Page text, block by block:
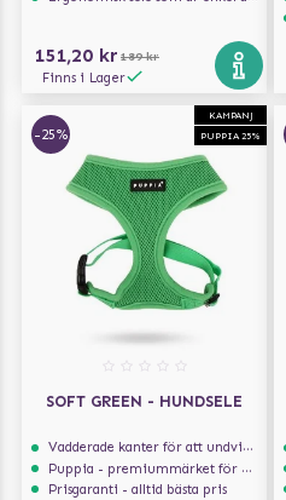
151,20 kr 189 kr
Finns i Lager
KAMPANJ
PUPPIA 25%
-25%
SOFT GREEN - HUNDSELE
Vadderade kanter för att undvika skav
Puppia - premiummärket för hundselar
Prisgaranti - alltid bästa pris